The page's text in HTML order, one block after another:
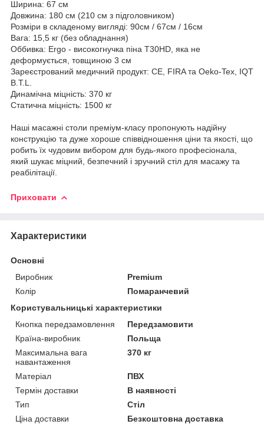
Ширина: 67 см
Довжина: 180 см (210 см з підголовником)
Розміри в складеному вигляді: 90см / 67см / 16см
Вага: 15,5 кг (без обладнання)
Оббивка: Ergo - високогнучка піна T30HD, яка не
деформується, товщиною 3 см
Зареєстрований медичний продукт: CE, FIRA та Oeko-Tex, IQT
B.T.L.
Динамічна міцність: 370 кг
Статична міцність: 1500 кг
Наші масажні столи преміум-класу пропонують надійну
конструкцію та дуже хороше співвідношення ціни та якості, що
робить їх чудовим вибором для будь-якого професіонала,
який шукає міцний, безпечний і зручний стіл для масажу та
реабілітації.
Приховати
Характеристики
Основні
Виробник
Premium
Колір
Помаранчевий
Користувальницькі характеристики
Кнопка передзамовлення
Передзамовити
Країна-виробник
Польща
Максимальна вага
навантаження
370 кг
Матеріал
ПВХ
Термін доставки
В наявності
Тип
Стіл
Ціна доставки
Безкоштовна доставка